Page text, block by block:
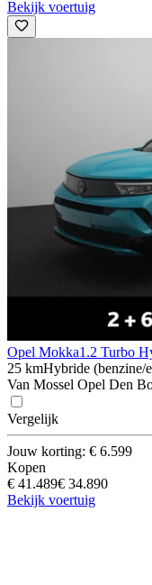
Bekijk voertuig
Opel Mokka1.2 Turbo
25 kmHybride (benzine/
Van Mossel Opel Den
Vergelijk
Jouw korting: € 6.599
Kopen
€ 41.489€ 34.890
Bekijk voertuig